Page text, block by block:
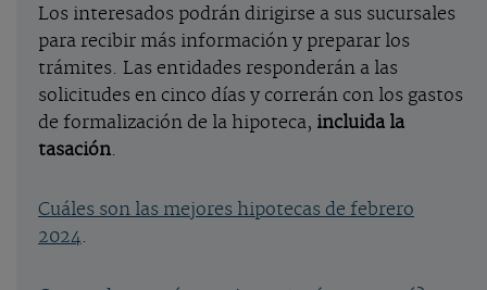
Los interesados podrán dirigirse a sus sucursales
para recibir más información y preparar los
trámites. Las entidades responderán a las
solicitudes en cinco días y correrán con los gastos
de formalización de la hipoteca, incluida la
tasación.
Cuáles son las mejores hipotecas de febrero
2024.